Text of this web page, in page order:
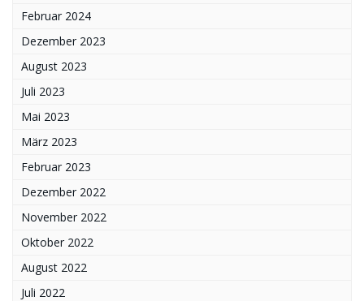
Februar 2024
Dezember 2023
August 2023
Juli 2023
Mai 2023
März 2023
Februar 2023
Dezember 2022
November 2022
Oktober 2022
August 2022
Juli 2022